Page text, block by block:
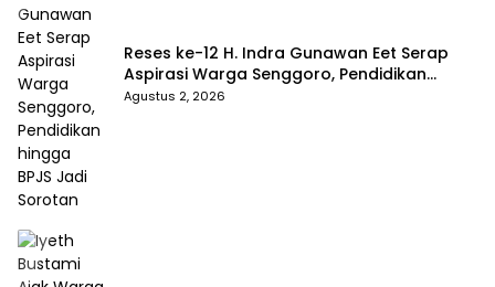
Reses ke-12 H. Indra Gunawan Eet Serap
Aspirasi Warga Senggoro, Pendidikan
hingga BPJS Jadi Sorotan
Agustus 2, 2026